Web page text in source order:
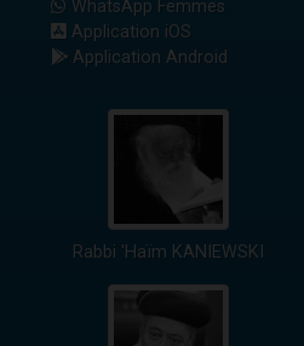
WhatsApp Femmes
Application iOS
Application Android
Rabbi 'Haïm KANIEWSKI